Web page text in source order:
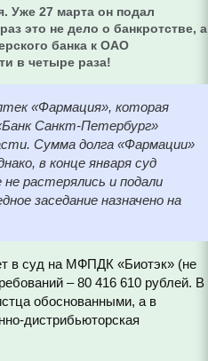
Уже 27 марта он подал
это не дело о банкротстве, а
банка к ОАО
в четыре раза!
«Фармация», которая
Санкт-Петербург»
Сумма долга «Фармации»
в конце января суд
растерялись и подали
заседание назначено на
в суд на МФПДК «Биотэк» (не
– 80 416 610 рублей. В
обоснованными, а в
дистрибьюторская